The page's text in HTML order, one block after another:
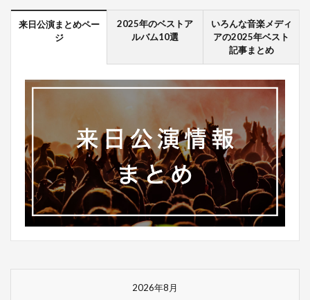
来日公演まとめペー
ジ
2025年のベストア
ルバム10選
いろんな音楽メディ
アの2025年ベスト
記事まとめ
2026年8月